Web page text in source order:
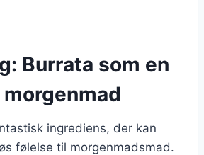
Burrata som en
ingrediens, der kan
følelse til morgenmadsmad.